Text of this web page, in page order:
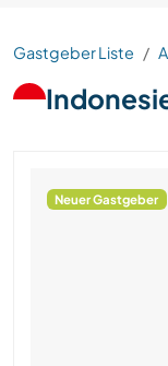
Gastgeber Liste
Neuer Gastgeber